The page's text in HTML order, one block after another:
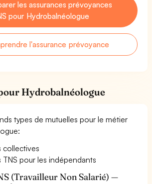
les assurances prévoyances
pour Hydrobalnéologue
l'assurance prévoyance
Hydrobalnéologue
types de mutuelles pour le métier
collectives
TNS pour les indépendants
(Travailleur Non Salarié) —